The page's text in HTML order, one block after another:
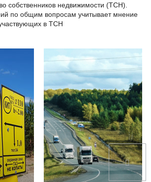
собственников недвижимости (ТСН).
по общим вопросам учитывает мнение
в ТСН